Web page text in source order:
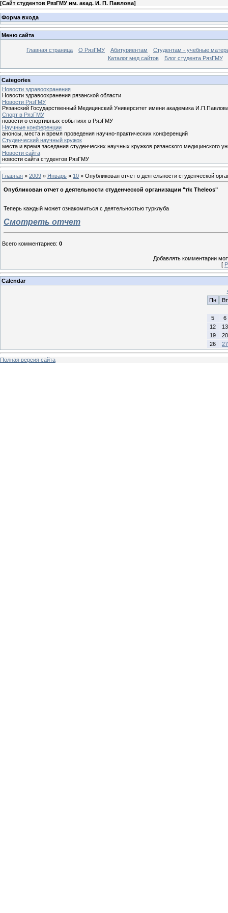
[Сайт студентов РязГМУ им. акад. И. П. Павлова]
Форма входа
Меню сайта
Главная страница О РязГМУ Абитуриентам
Студентам - учебные
Каталог мед сайтов
Блог студента РязГМУ
Categories
Новости здравоохранения
Новости здравоохранения рязанской области
Новости РязГМУ
Рязанский Государственный Медицинский Университет имени академика
Спорт в РязГМУ
новости о спортивных событиях в РязГМУ
Научные конференции
анонсы, места и время проведения научно-практических конференций
Cтуденческий научный кружок
места и время заседания студенческих научных кружков рязанского медицинского
Новости сайта
новости сайта студентов РязГМУ
Главная » 2009 » Январь » 10 » Опубликован отчет о деятельности студенческой
Опубликован отчет о деятельности студенческой организации "т/к Theleos"
Теперь каждый может ознакомиться с деятельностью турклуба
Смотреть отчет
Всего комментариев: 0
Добавлять комментарии
[
Calendar
Пн
Вт
5
6
12
13
19
20
26
27
Полная версия сайта